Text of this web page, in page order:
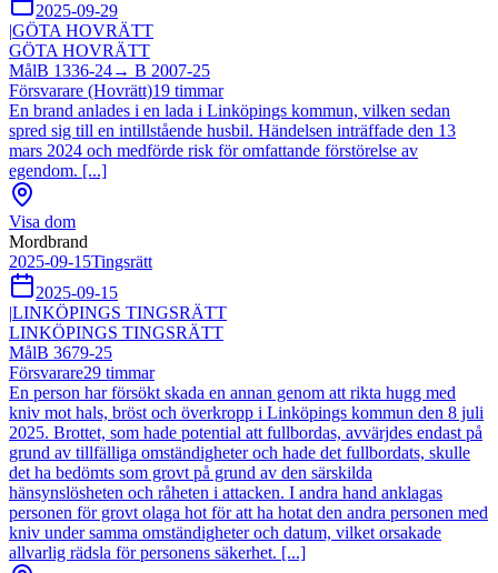
2025-09-29
|GÖTA HOVRÄTT
GÖTA HOVRÄTT
MålB 1336-24→ B 2007-25
Försvarare (Hovrätt)19 timmar
En brand anlades i en lada i Linköpings kommun, vilken sedan
spred sig till en intillstående husbil. Händelsen inträffade den 13
mars 2024 och medförde risk för omfattande förstörelse av
egendom. [...]
Visa dom
Mordbrand
2025-09-15Tingsrätt
2025-09-15
|LINKÖPINGS TINGSRÄTT
LINKÖPINGS TINGSRÄTT
MålB 3679-25
Försvarare29 timmar
En person har försökt skada en annan genom att rikta hugg med
kniv mot hals, bröst och överkropp i Linköpings kommun den 8 juli
2025. Brottet, som hade potential att fullbordas, avvärjdes endast på
grund av tillfälliga omständigheter och hade det fullbordats, skulle
det ha bedömts som grovt på grund av den särskilda
hänsynslösheten och råheten i attacken. I andra hand anklagas
personen för grovt olaga hot för att ha hotat den andra personen med
kniv under samma omständigheter och datum, vilket orsakade
allvarlig rädsla för personens säkerhet. [...]